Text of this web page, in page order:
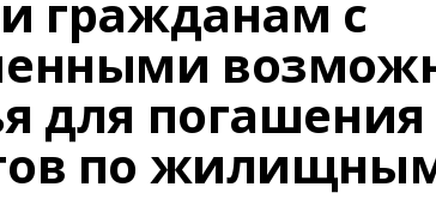
гражданам с
для погашения
по